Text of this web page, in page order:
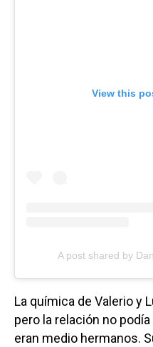
View this
A post shared by
La química de Valerio y
pero la relación no
eran medio hermanos.